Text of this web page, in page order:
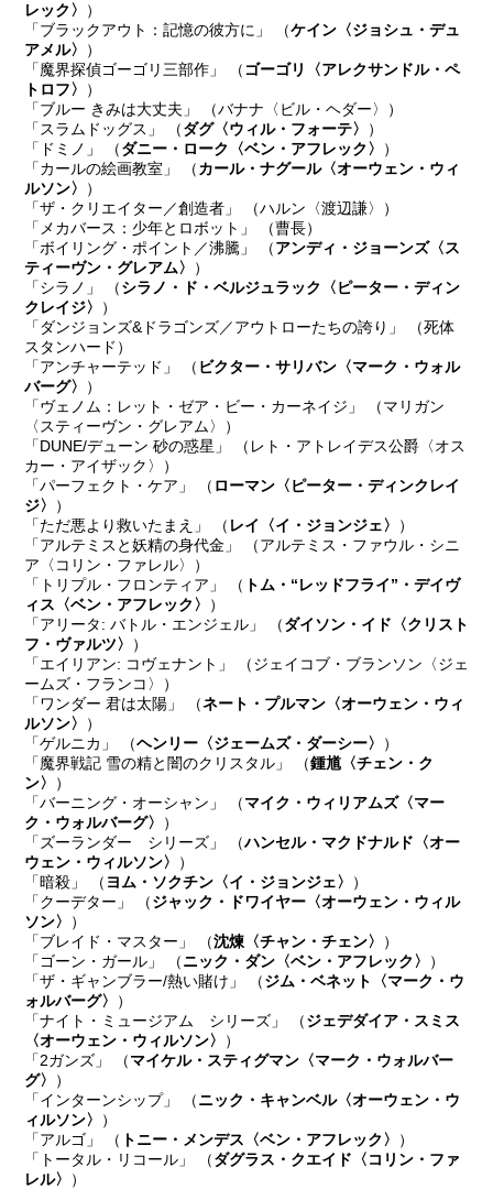
レック〉
）
「ブラックアウト：記憶の彼方に」 （ケイン〈ジョシュ・デュ
アメル〉
）
「魔界探偵ゴーゴリ三部作」 （ ゴーゴリ〈アレクサンドル・ペ
トロフ〉
）
「ブルー きみは大丈夫」 （バナナ〈ビル・ヘダー〉）
「スラムドッグス」 （ダグ〈ウィル・フォーテ〉
）
「ドミノ」 （ダニー・ローク〈ベン・アフレック〉
）
「カールの絵画教室」 （カール・ナグール〈オーウェン・ウィ
ルソン〉
）
「ザ・クリエイター／創造者」 （ハルン〈渡辺謙〉）
「メカバース：少年とロボット」 （曹長）
「ボイリング・ポイント／沸騰」 （アンディ・ジョーンズ〈ス
ティーヴン・グレアム〉
）
「シラノ」 （シラノ・ド・ベルジュラック〈ピーター・ディン
クレイジ〉
）
「ダンジョンズ&ドラゴンズ／アウトローたちの誇り」 （死体
スタンハード）
「アンチャーテッド」 （ ビクター・サリバン〈マーク・ウォル
バーグ〉
）
「ヴェノム：レット・ゼア・ビー・カーネイジ」 （マリガン
〈スティーヴン・グレアム〉）
「DUNE/デューン 砂の惑星」 （レト・アトレイデス公爵〈オス
カー・アイザック〉）
「パーフェクト・ケア」 （ ローマン〈ピーター・ディンクレイ
ジ〉
）
「ただ悪より救いたまえ」 （ レイ〈イ・ジョンジェ〉
）
「アルテミスと妖精の身代金」 （アルテミス・ファウル・シニ
ア〈コリン・ファレル〉）
「トリプル・フロンティア」 （ トム・“レッドフライ”・デイヴ
ィス〈ベン・アフレック〉
）
「アリータ: バトル・エンジェル」 （ダイソン・イド〈クリスト
フ・ヴァルツ〉
）
「エイリアン: コヴェナント」 （ジェイコブ・ブランソン〈ジェ
ームズ・フランコ〉）
「ワンダー 君は太陽」 （ネート・プルマン〈オーウェン・ウィ
ルソン〉
）
「ゲルニカ」 （ヘンリー〈ジェームズ・ダーシー〉
）
「魔界戦記 雪の精と闇のクリスタル」 （鍾馗〈チェン・ク
ン〉
）
「バーニング・オーシャン」 （マイク・ウィリアムズ〈マー
ク・ウォルバーグ〉
）
「ズーランダー シリーズ」 （ハンセル・マクドナルド〈オー
ウェン・ウィルソン〉
）
「暗殺」 （ ヨム・ソクチン〈イ・ジョンジェ〉
）
「クーデター」 （ジャック・ドワイヤー〈オーウェン・ウィル
ソン〉
）
「ブレイド・マスター」 （沈煉〈チャン・チェン〉
）
「ゴーン・ガール」 （ニック・ダン〈ベン・アフレック〉
）
「ザ・ギャンブラー/熱い賭け」 （ジム・ベネット〈マーク・ウ
ォルバーグ〉
）
「ナイト・ミュージアム シリーズ」 （ジェデダイア・スミス
〈オーウェン・ウィルソン〉
）
「2ガンズ」 （マイケル・スティグマン〈マーク・ウォルバー
グ〉
）
「インターンシップ」 （ニック・キャンベル〈オーウェン・ウ
ィルソン〉
）
「アルゴ」 （ トニー・メンデス〈ベン・アフレック〉
）
「トータル・リコール」 （ダグラス・クエイド〈コリン・ファ
レル〉
）